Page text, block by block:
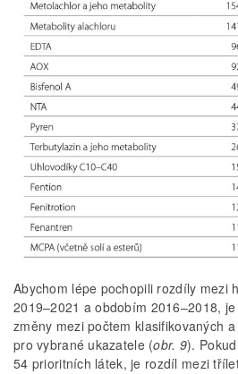
Abychom lépe pochopili rozdíly mezi
2019–2021 a obdobím 2016–2018,
změny mezi počtem klasifikovaných
pro vybrané ukazatele (obr. 9).
54 prioritních látek, je rozdíl mezi